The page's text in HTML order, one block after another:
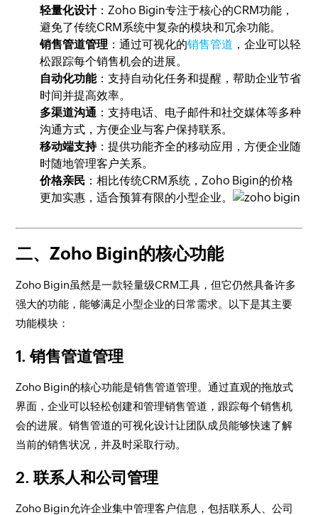
轻量化设计：Zoho Bigin专注于核心的CRM功能，
避免了传统CRM系统中复杂的模块和冗余功能。
销售管道管理 ：通过可视化的销售管道 ，企业可以轻
松跟踪每个销售机会的进展。
自动化功能：支持自动化任务和提醒，帮助企业节省
时间并提高效率。
多渠道沟通 ：支持电话、电子邮件和社交媒体等多种
沟通方式，方便企业与客户保持联系。
移动端支持：提供功能齐全的移动应用，方便企业随
时随地管理客户关系。
价格亲民 ：相比传统CRM系统，Zoho Bigin的价格
更加实惠，适合预算有限的小型企业。
二、Zoho Bigin的核心功能
Zoho Bigin虽然是一款轻量级CRM工具，但它仍然具备许多
强大的功能，能够满足小型企业的日常需求。以下是其主要
功能模块：
1.销售管道管理
Zoho Bigin的核心功能是销售管道管理。通过直观的拖放式
界面，企业可以轻松创建和管理销售管道，跟踪每个销售机
会的进展。销售管道的可视化设计让团队成员能够快速了解
当前的销售状况，并及时采取行动。
2.联系人和公司管理
Zoho Bigin允许企业集中管理客户信息，包括联系人、公司